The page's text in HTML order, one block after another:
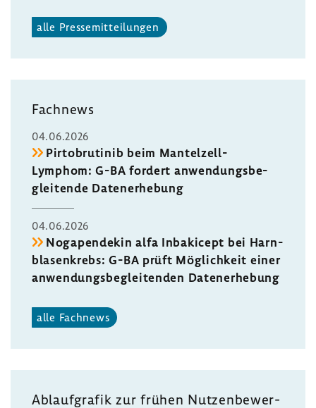
alle Pres­se­mit­tei­lungen
Fach­news
04.06.2026
Pirto­bru­tinib beim Mantelzell-​
Lymphom: G-BA fordert anwen­dungs­be­
glei­tende Daten­er­he­bung
04.06.2026
Noga­pen­dekin alfa Inba­ki­cept bei Harn­
bla­sen­krebs: G-BA prüft Möglich­keit einer
anwen­dungs­be­glei­tenden Daten­er­he­bung
alle Fach­news
Ablauf­grafik zur frühen Nutzen­be­wer­